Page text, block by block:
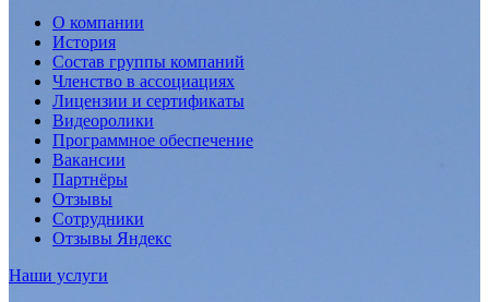
О компании
История
Состав группы компаний
Членство в ассоциациях
Лицензии и сертификаты
Видеоролики
Программное обеспечение
Вакансии
Партнёры
Отзывы
Сотрудники
Отзывы Яндекс
Наши услуги